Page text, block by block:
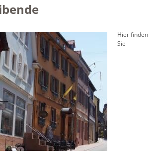
Hier finden
Sie